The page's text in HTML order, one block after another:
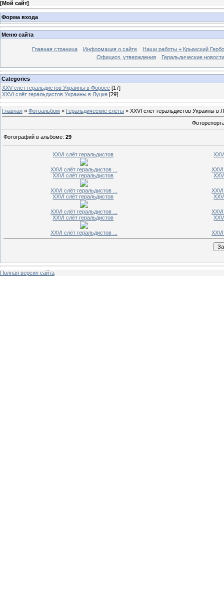
[Мой сайт]
Форма входа
Меню сайта
Главная страница Информация о сайте
Наши работы + Крымский
Официоз, утверждения
Геральдические новости
Categories
XXV слёт геральдистов Украины в Форосе [17]
XXVI слёт геральдистов Украины в Луцке [29]
Главная » Фотоальбом » Геральдические слёты » XXVI слёт геральдистов Украины в
Фотографий в альбоме: 29
XXVI слёт геральдистов
XXVI слёт геральдистов ...
XXVI слёт геральдистов
XXVI слёт геральдистов ...
XXVI слёт геральдистов
XXVI слёт геральдистов ...
XXVI слёт геральдистов
XXVI слёт геральдистов ...
Полная версия сайта